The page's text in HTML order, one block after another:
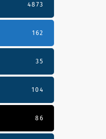
4873
162
35
104
86